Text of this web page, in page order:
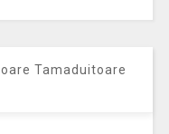
Tamaduitoare